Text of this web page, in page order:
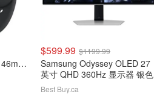
Apple Watch Series 10 46mm 钛金属表壳 黑色运动表带
$599.99 $1199.99
Samsung Odyssey OLED 27
英寸 QHD 360Hz 显示器 银色
Best Buy.ca